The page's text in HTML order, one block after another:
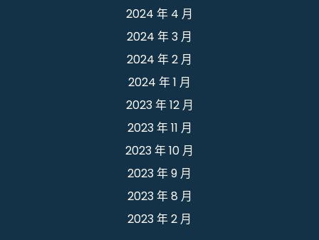
2024 年 4 月
2024 年 3 月
2024 年 2 月
2024 年 1 月
2023 年 12 月
2023 年 11 月
2023 年 10 月
2023 年 9 月
2023 年 8 月
2023 年 2 月